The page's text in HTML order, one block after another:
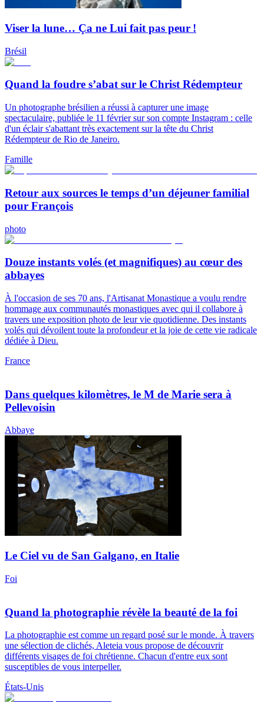
Viser la lune… Ça ne Lui fait pas peur !
Brésil
Quand la foudre s’abat sur le Christ Rédempteur
Un photographe brésilien a réussi à capturer une image
spectaculaire, publiée le 11 février sur son compte Instagram : celle
d'un éclair s'abattant très exactement sur la tête du Christ
Rédempteur de Rio de Janeiro.
Famille
Retour aux sources le temps d’un déjeuner familial
pour François
photo
Douze instants volés (et magnifiques) au cœur des
abbayes
À l'occasion de ses 70 ans, l'Artisanat Monastique a voulu rendre
hommage aux communautés monastiques avec qui il collabore à
travers une exposition photo de leur vie quotidienne. Des instants
volés qui dévoilent toute la profondeur et la joie de cette vie radicale
dédiée à Dieu.
France
Dans quelques kilomètres, le M de Marie sera à
Pellevoisin
Abbaye
Le Ciel vu de San Galgano, en Italie
Foi
Quand la photographie révèle la beauté de la foi
La photographie est comme un regard posé sur le monde. À travers
une sélection de clichés, Aleteia vous propose de découvrir
différents visages de foi chrétienne. Chacun d'entre eux sont
susceptibles de vous interpeller.
États-Unis